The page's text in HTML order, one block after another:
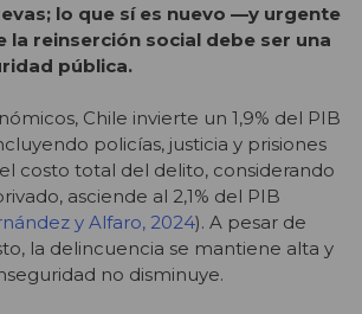
lo que sí es nuevo —y urgente
la reinserción social debe ser una
pública.
Chile invierte un 1,9% del PIB
policías, justicia y prisiones
costo total del delito, considerando
asciende al 2,1% del PIB
y Alfaro, 2024). A pesar de
la delincuencia se mantiene alta y
no disminuye.